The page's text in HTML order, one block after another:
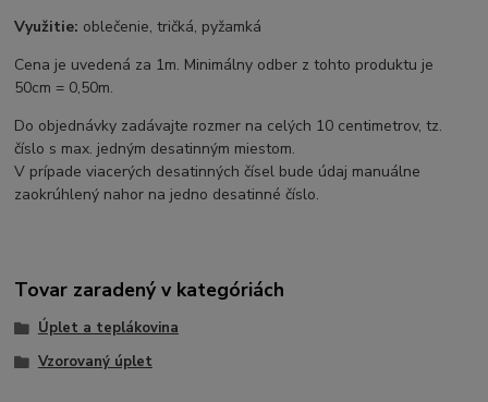
Využitie: oblečenie, tričká, pyžamká
Cena je uvedená za 1m. Minimálny odber z tohto produktu je
50cm = 0,50m.
Do objednávky zadávajte rozmer na celých 10 centimetrov, tz.
číslo s max. jedným desatinným miestom.
V prípade viacerých desatinných čísel bude údaj manuálne
zaokrúhlený nahor na jedno desatinné číslo.
Tovar zaradený v kategóriách
Úplet a teplákovina
Vzorovaný úplet